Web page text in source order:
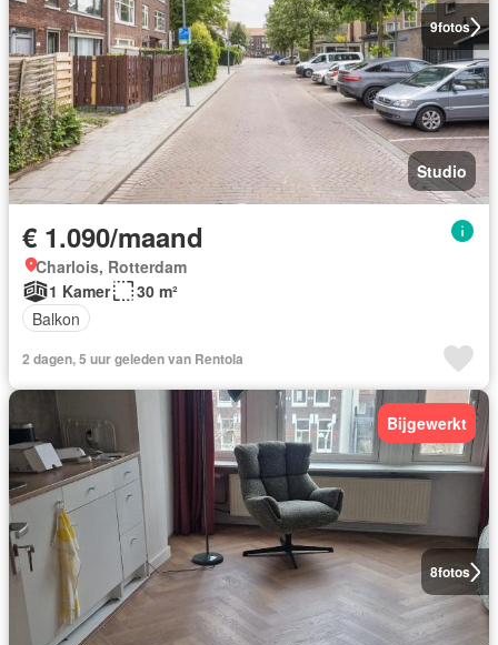
9fotos
Studio
€ 1.090/maand
Charlois, Rotterdam
1 Kamer
30 m²
Balkon
2 dagen, 5 uur geleden van Rentola
8fotos
Bijgewerkt